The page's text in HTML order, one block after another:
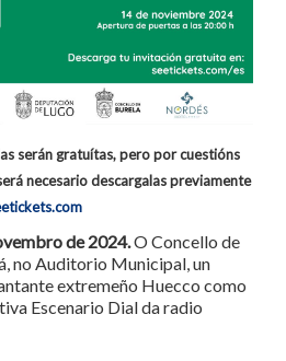
serán gratuítas, pero por cuestións
necesario descargalas previamente
de 2024.O Concello de
no Auditorio Municipal, un
extremeño Huecco como
Escenario Dial da radio